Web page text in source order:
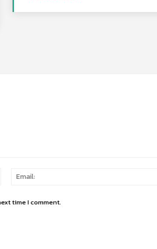
Name:
time I comment.